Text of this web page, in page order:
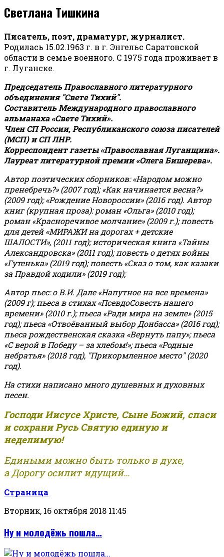
Светлана Тишкина
Писатель, поэт, драматург, журналист.
Родилась 15.02.1963 г. в г. Энгельс Саратовской
области в семье военного. С 1975 года проживает в
г. Луганске.
Председатель Православного литературного
объединения "Свете Тихий".
Составитель Международного православного
альманаха «Свете Тихий».
Член СП России, Республиканского союза писателей
(МСП) и СП ЛНР.
Корреспондент газеты «Православная Луганщина».
Лауреат литературной премии «Олега Бишерева».
Автор поэтических сборников: «Народом можно
пренебречь?» (2007 год); «Как начинается весна?»
(2009 год); «Рождение Новороссии» (2016 год). Автор
книг (крупная проза): роман «Ольга» (2010 год);
роман «Красноречивое молчание» (2009 г.); повесть
для детей «МИРАЖИ на дорогах + детские
ШАЛОСТИ», (2011 год); историческая книга «Тайны
Александровска» (2011 год); повесть о детях войны
«Гутенька» (2019 год); повесть «Сказ о том, как казаки
за Правдой ходили» (2019 год);
Автор пьес: о В.И. Дале «Напутное на все времена»
(2009 г); пьеса в стихах «ПсевдоСовесть нашего
времени» (2010 г.); пьеса «Ради мира на земле» (2015
год); пьеса «Отвоёванный выбор Донбасса» (2016 год);
пьеса рождественская сказка «Вернуть папу»; пьеса
«С верой в Победу – за хлебом!»;пьеса «Родные
небратья» (2018 год), "Прикормленное место" (2020
год).
На стихи написано много душевных и духовных
песен.
Господи Иисусе Христе, Сыне Божий, спаси
и сохрани Русь Святую единую и
неделимую!
Едиными можно быть только в духе,
а Дорогу осилит идущий...
Страница
Вторник, 16 октября 2018 11:45
Ну и молодёжь пошла…